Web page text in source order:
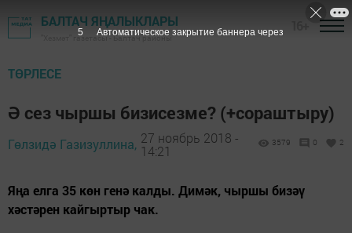
БАЛТАЧ ЯҢАЛЫКЛАРЫ
"Хезмәт" газетасы - Балтач районы
ТӨРЛЕСЕ
Ә сез чыршы бизисезме? (+сораштыру)
Гөлзидә Газизуллина, 27 ноябрь 2018 -
14:21
3579 0 2
Яңа елга 35 көн генә калды. Димәк, чыршы бизәү
хәстәрен кайгыртыр чак.
4 Автоматическое закрытие баннера через